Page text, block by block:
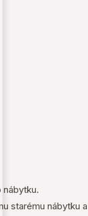
nábytku.
starému nábytku